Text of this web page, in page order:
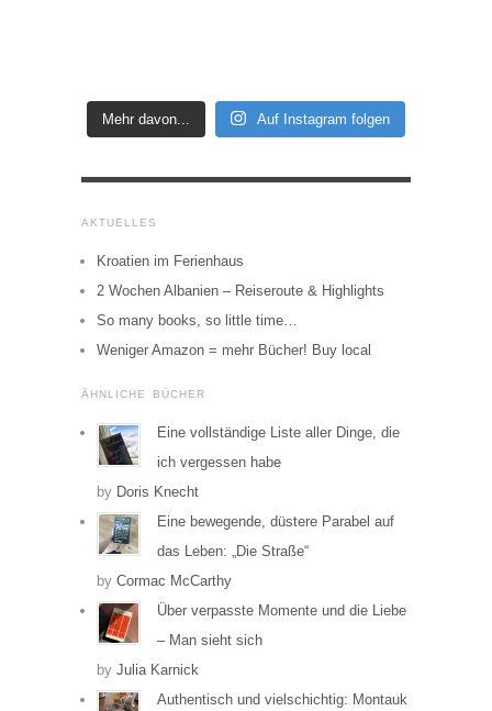
Mehr davon... Auf Instagram folgen
AKTUELLES
Kroatien im Ferienhaus
2 Wochen Albanien – Reiseroute & Highlights
So many books, so little time…
Weniger Amazon = mehr Bücher! Buy local
ÄHNLICHE BÜCHER
Eine vollständige Liste aller Dinge, die
ich vergessen habe
by Doris Knecht
Eine bewegende, düstere Parabel auf
das Leben: „Die Straße“
by Cormac McCarthy
Über verpasste Momente und die Liebe
– Man sieht sich
by Julia Karnick
Authentisch und vielschichtig: Montauk